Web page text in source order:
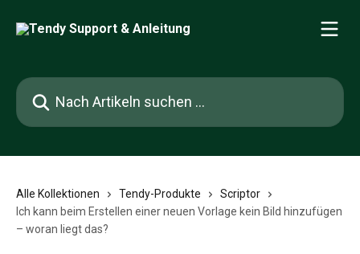
Nach Artikeln suchen …
Alle Kollektionen Tendy-Produkte
Scriptor
Ich kann beim Erstellen einer neuen Vorlage kein Bild hinzufügen
– woran liegt das?